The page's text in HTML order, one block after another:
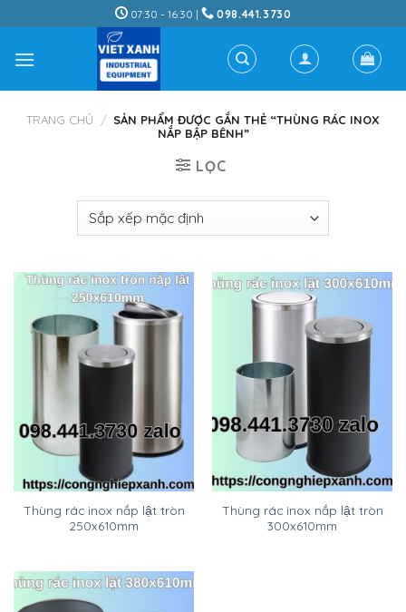
to
content
07:30 - 16:30 | 098.441.3730
TRANG CHỦ / SẢN PHẨM ĐƯỢC GẮN THẺ “THÙNG RÁC INOX
NẮP BẬP BÊNH”
LỌC
Thùng rác inox nắp lật tròn
250x610mm
Thùng rác inox nắp lật tròn
300x610mm